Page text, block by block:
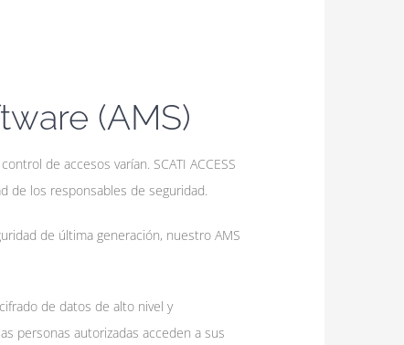
(AMS)
de accesos varían. SCATI ACCESS
de los responsables de seguridad.
de última generación, nuestro AMS
de datos de alto nivel y
personas autorizadas acceden a sus